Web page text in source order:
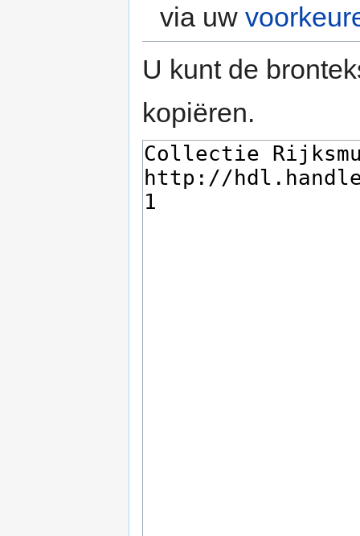
via uw
U kunt de
kopiëren.